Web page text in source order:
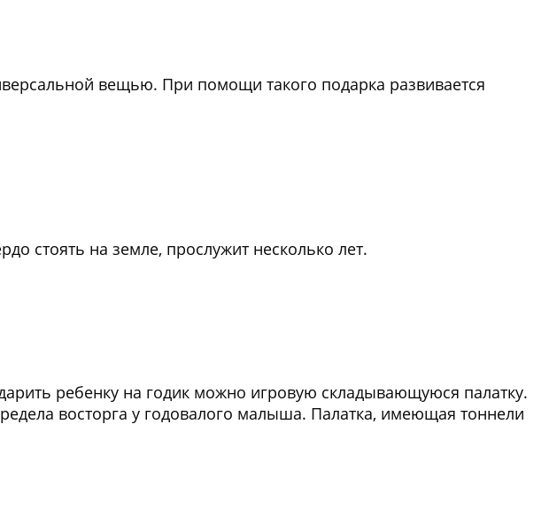
вещью. При помощи такого подарка развивается
стоять на земле, прослужит несколько лет.
ребенку на годик можно игровую складывающуюся палатку.
восторга у годовалого малыша. Палатка, имеющая тоннели